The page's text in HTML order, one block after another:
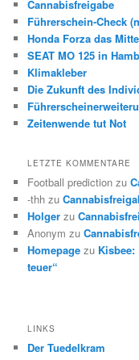
Cannabisfreigabe
Führerschein-Check
Honda Forza das
SEAT MO 125 in
Klimakleber
Die Zukunft des
Zeitenwende tut Not
LETZTE KOMMENTARE
Football prediction zu
-thh zu
Holger zu
Anonym zu
Homepage zu
teuer“
LINKS
Der Tuedelkram